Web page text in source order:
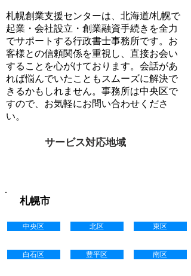
札幌創業支援センターは、北海道/札幌で
起業・会社設立・創業融資手続きを全力
でサポートする行政書士事務所です。お
客様との信頼関係を重視し、直接お会い
することを心がけております。会話があ
れば悩んでいたこともスムーズに解決で
きるかもしれません。事務所は中央区で
すので、お気軽にお問い合わせくださ
い。
サービス対応地域
札幌市
中央区
白石区
北区
豊平区
東区
南区